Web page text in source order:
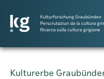
Kulturerbe